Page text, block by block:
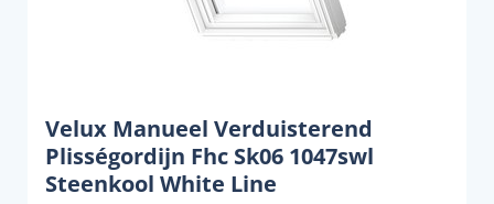
Velux Manueel Verduisterend
Plisségordijn Fhc Sk06 1047swl
Steenkool White Line